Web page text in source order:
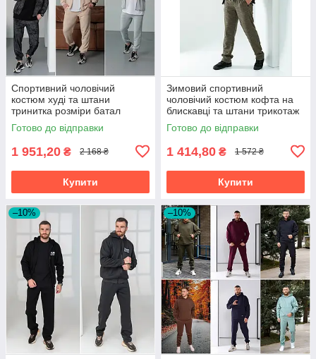
Спортивний чоловічий
костюм худі та штани
тринитка розміри батал
Готово до відправки
1 951,20 ₴ 2 168 ₴
Купити
Зимовий спортивний
чоловічий костюм кофта на
блискавці та штани трикотаж
на хутрі розміри батал
Готово до відправки
1 414,80 ₴ 1 572 ₴
Купити
–10% –10%